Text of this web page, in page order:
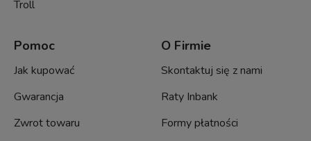
Troll
Pomoc
Jak kupować
Gwarancja
Zwrot towaru
O Firmie
Skontaktuj się z nami
Raty Inbank
Formy płatności